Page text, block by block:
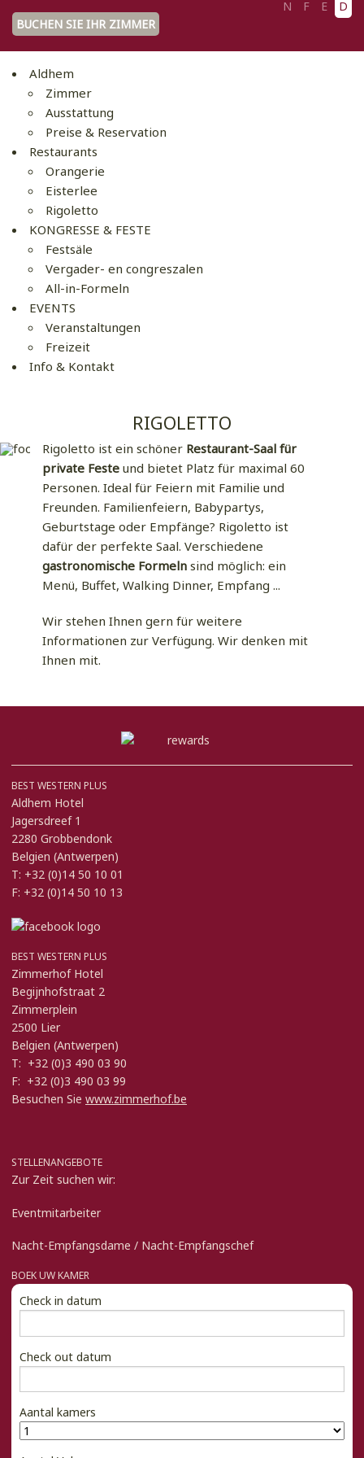
BUCHEN SIE IHR ZIMMER
N F E D
Aldhem
Zimmer
Ausstattung
Preise & Reservation
Restaurants
Orangerie
Eisterlee
Rigoletto
KONGRESSE & FESTE
Festsäle
Vergader- en congreszalen
All-in-Formeln
EVENTS
Veranstaltungen
Freizeit
Info & Kontakt
RIGOLETTO
Rigoletto ist ein schöner Restaurant-Saal für
private Feste und bietet Platz für maximal 60
Personen. Ideal für Feiern mit Familie und
Freunden. Familienfeiern, Babypartys,
Geburtstage oder Empfänge? Rigoletto ist
dafür der perfekte Saal. Verschiedene
gastronomische Formeln sind möglich: ein
Menü, Buffet, Walking Dinner, Empfang ...
Wir stehen Ihnen gern für weitere
Informationen zur Verfügung. Wir denken mit
Ihnen mit.
BEST WESTERN PLUS
Aldhem Hotel
Jagersdreef 1
2280 Grobbendonk
Belgien (Antwerpen)
T: +32 (0)14 50 10 01
F: +32 (0)14 50 10 13
BEST WESTERN PLUS
Zimmerhof Hotel
Begijnhofstraat 2
Zimmerplein
2500 Lier
Belgien (Antwerpen)
T: +32 (0)3 490 03 90
F: +32 (0)3 490 03 99
Besuchen Sie www.zimmerhof.be
STELLENANGEBOTE
Zur Zeit suchen wir:
Eventmitarbeiter
Nacht-Empfangsdame / Nacht-Empfangschef
BOEK UW KAMER
Check in datum
Check out datum
Aantal kamers